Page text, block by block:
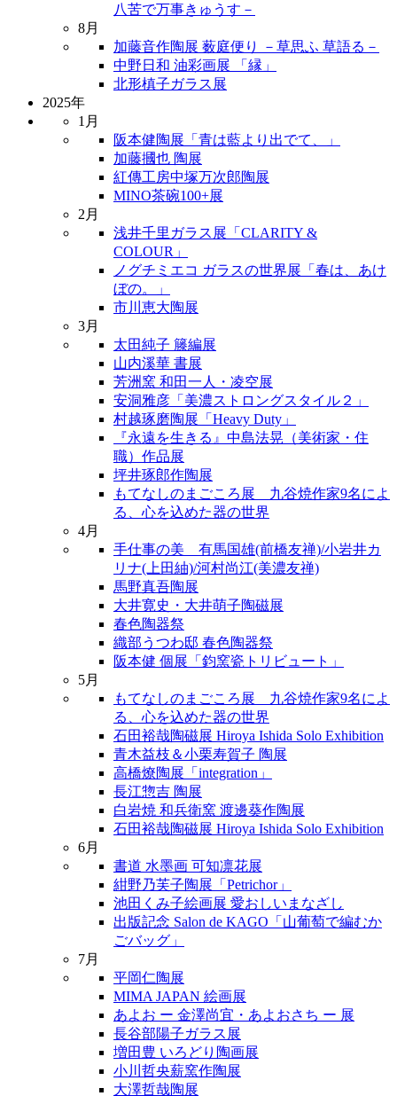
八苦で万事きゅうす－
8月
加藤音作陶展 薮庭便り －草思ふ 草語る－
中野日和 油彩画展 「縁」
北形槙子ガラス展
2025年
1月
阪本健陶展「青は藍より出でて、」
加藤摑也 陶展
紅傳工房中塚万次郎陶展
MINO茶碗100+展
2月
浅井千里ガラス展「CLARITY &
COLOUR」
ノグチミエコ ガラスの世界展「春は、あけ
ぼの。」
市川恵大陶展
3月
太田純子 籐編展
山内溪華 書展
芳洲窯 和田一人・凌空展
安洞雅彦「美濃ストロングスタイル２」
村越琢磨陶展「Heavy Duty」
『永遠を生きる』中島法晃（美術家・住
職）作品展
坪井琢郎作陶展
もてなしのまごころ展 九谷焼作家9名によ
る、心を込めた器の世界
4月
手仕事の美 有馬国雄(前橋友禅)/小岩井カ
リナ(上田紬)/河村尚江(美濃友禅)
馬野真吾陶展
大井寛史・大井萌子陶磁展
春色陶器祭
織部うつわ邸 春色陶器祭
阪本健 個展「鈞窯瓷トリビュート」
5月
もてなしのまごころ展 九谷焼作家9名によ
る、心を込めた器の世界
石田裕哉陶磁展 Hiroya Ishida Solo Exhibition
青木益枝＆小栗寿賀子 陶展
高橋燎陶展「integration」
長江惣吉 陶展
白岩焼 和兵衛窯 渡邊葵作陶展
石田裕哉陶磁展 Hiroya Ishida Solo Exhibition
6月
書道 水墨画 可知凛花展
紺野乃芙子陶展「Petrichor」
池田くみ子絵画展 愛おしいまなざし
出版記念 Salon de KAGO「山葡萄で編むか
ごバッグ」
7月
平岡仁陶展
MIMA JAPAN 絵画展
あよお ー 金澤尚宜・あよおさち ー 展
長谷部陽子ガラス展
増田豊 いろどり陶画展
小川哲央薪窯作陶展
大澤哲哉陶展